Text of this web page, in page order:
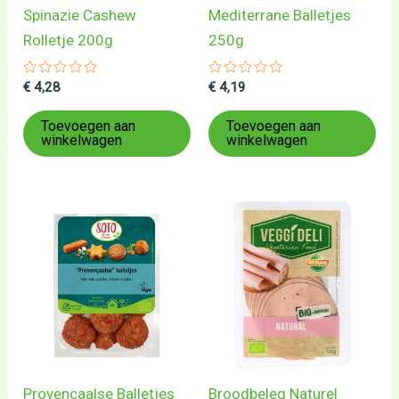
Spinazie Cashew
Rolletje 200g
Gewaardeerd
uit
5
€ 4,28
Toevoegen aan
winkelwagen
Mediterrane Balletjes
250g
Gewaardeerd
uit
5
€ 4,19
Toevoegen aan
winkelwagen
Provencaalse Balletjes
Broodbeleg Naturel